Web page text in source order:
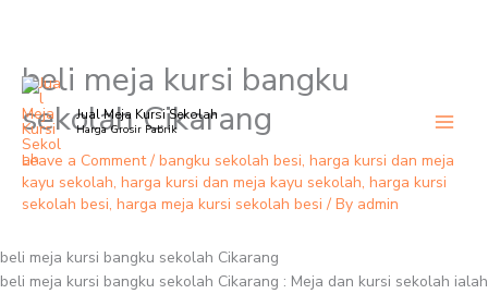
Skip
content
Jual Meja Kursi Sekolah
Harga Grosir Pabrik
beli meja kursi bangku
sekolah Cikarang
Leave a Comment / bangku sekolah besi, harga kursi dan meja
kayu sekolah, harga kursi dan meja kayu sekolah, harga kursi
sekolah besi, harga meja kursi sekolah besi / By admin
beli meja kursi bangku sekolah Cikarang
beli meja kursi bangku sekolah Cikarang : Meja dan kursi sekolah ialah